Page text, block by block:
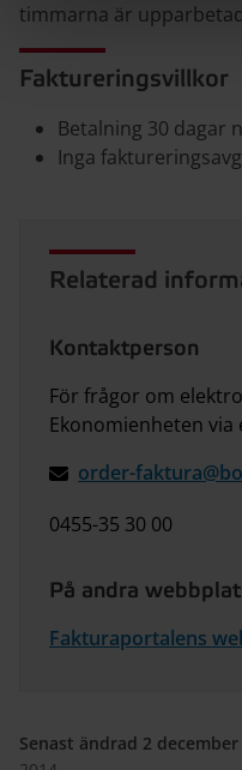
timmarna är
Faktureringsvillkor
Betalning 30 dagar
Inga
Relaterad
Kontaktperson
För frågor om
Ekonomienheten
order-
0455-35 30 00
På andra
Fakturaportalens
Senast ändrad 2 december